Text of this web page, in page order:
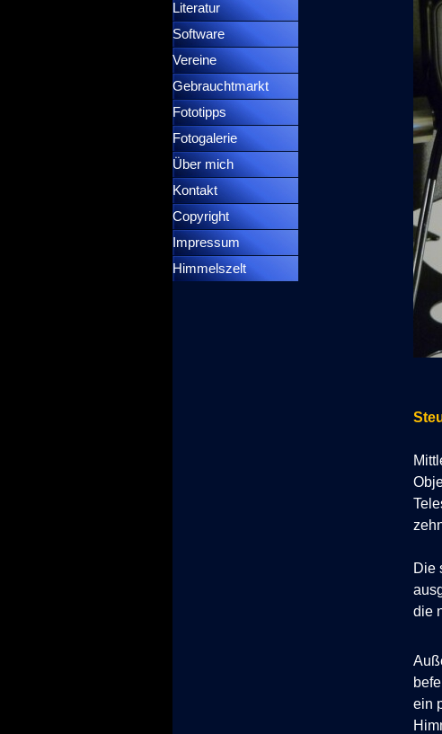
Literatur
Software
Vereine
Gebrauchtmarkt
Fototipps
Fotogalerie
Über mich
Kontakt
Copyright
Impressum
Himmelszelt
Die
die
ein